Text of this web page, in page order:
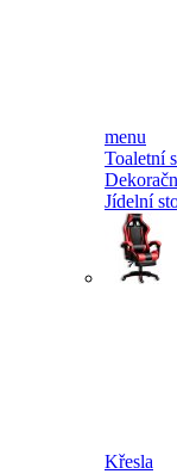
menu
Toaletní
Jídelní
Křesla